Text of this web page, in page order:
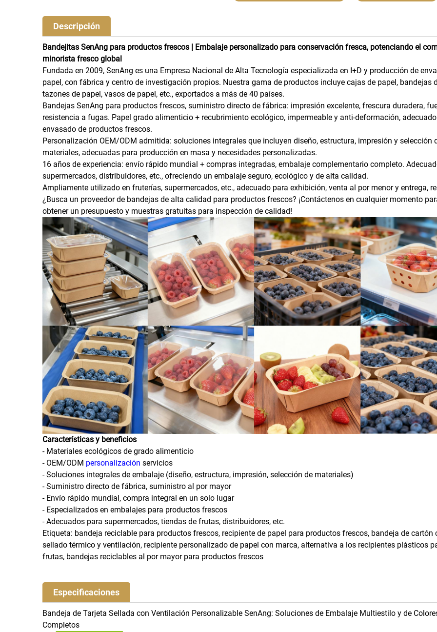
Descripción
Bandejitas SenAng para productos frescos | Embalaje personalizado para conservación fresca, potenciando el
minorista fresco global
Fundada en 2009, SenAng es una Empresa Nacional de Alta Tecnología especializada en I+D y producción de
papel, con fábrica y centro de investigación propios. Nuestra gama de productos incluye cajas de papel, bandejas
tazones de papel, vasos de papel, etc., exportados a más de 40 países.
Bandejas SenAng para productos frescos, suministro directo de fábrica: impresión excelente, frescura duradera,
resistencia a fugas. Papel grado alimenticio + recubrimiento ecológico, impermeable y anti-deformación,
envasado de productos frescos.
Personalización OEM/ODM admitida: soluciones integrales que incluyen diseño, estructura, impresión y selección
materiales, adecuadas para producción en masa y necesidades personalizadas.
16 años de experiencia: envío rápido mundial + compras integradas, embalaje complementario completo.
supermercados, distribuidores, etc., ofreciendo un embalaje seguro, ecológico y de alta calidad.
Ampliamente utilizado en fruterías, supermercados, etc., adecuado para exhibición, venta al por menor y entrega,
¿Busca un proveedor de bandejas de alta calidad para productos frescos? ¡Contáctenos en cualquier momento
obtener un presupuesto y muestras gratuitas para inspección de calidad!
Características y beneficios
- Materiales ecológicos de grado alimenticio
- OEM/ODM personalización servicios
- Soluciones integrales de embalaje (diseño, estructura, impresión, selección de materiales)
- Suministro directo de fábrica, suministro al por mayor
- Envío rápido mundial, compra integral en un solo lugar
- Especializados en embalajes para productos frescos
- Adecuados para supermercados, tiendas de frutas, distribuidores, etc.
Etiqueta: bandeja reciclable para productos frescos, recipiente de papel para productos frescos, bandeja de cartón
sellado térmico y ventilación, recipiente personalizado de papel con marca, alternativa a los recipientes plásticos
frutas, bandejas reciclables al por mayor para productos frescos
Especificaciones
Bandeja de Tarjeta Sellada con Ventilación Personalizable SenAng: Soluciones de Embalaje Multiestilo y de
Completos